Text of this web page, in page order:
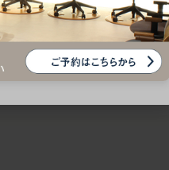
椅子に座っているのに疲
疲れにくいチェアの選び方